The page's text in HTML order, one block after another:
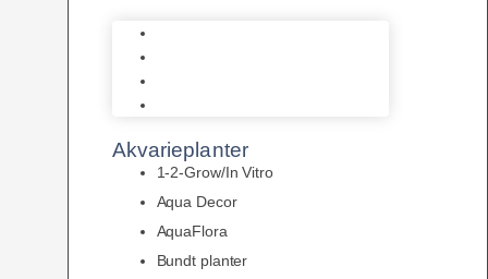
Akvarieplanter
1-2-Grow/In Vitro
Aqua Decor
AquaFlora
Bundt planter